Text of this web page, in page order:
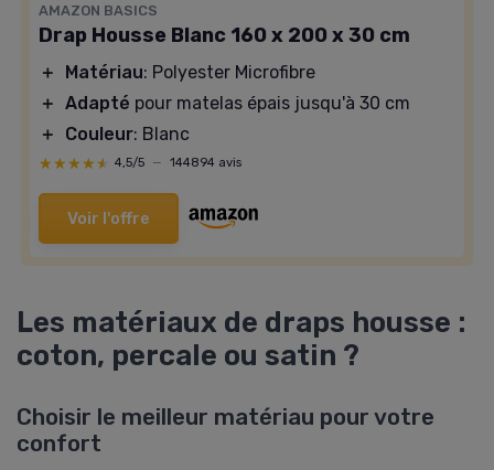
AMAZON BASICS
Drap Housse Blanc 160 x 200 x 30 cm
＋ Matériau: Polyester Microfibre
＋ Adapté pour matelas épais jusqu'à 30 cm
＋
Couleur: Blanc
★★★★★
★★★★★ 4,5/5 — 144894 avis
Voir l'offre
Les matériaux de draps housse :
coton, percale ou satin ?
Choisir le meilleur matériau pour votre
confort